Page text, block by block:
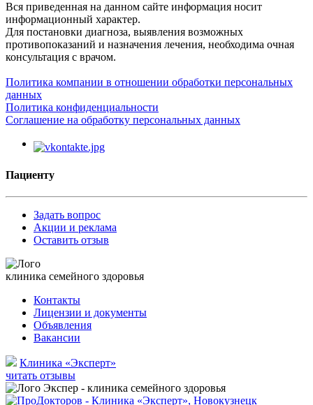
Вся приведенная на данном сайте информация носит
информационный характер.
Для постановки диагноза, выявления возможных
противопоказаний и назначения лечения, необходима очная
консультация с врачом.
Политика компании в отношении обработки персональных
данных
Политика конфиденциальности
Соглашение на обработку персональных данных
Пациенту
Задать вопрос
Акции и реклама
Оставить отзыв
клиника семейного здоровья
Контакты
Лицензии и документы
Объявления
Вакансии
Клиника «Эксперт»
читать отзывы